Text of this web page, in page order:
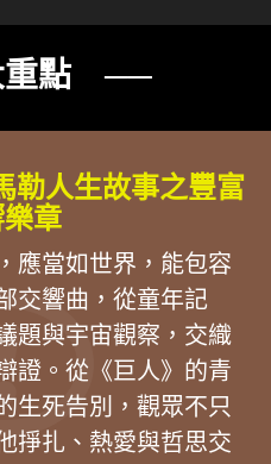
點 ──
勒人生故事之豐富
章
應當如世界，能包容
交響曲，從童年記
題與宇宙觀察，交織
證。從《巨人》的青
生死告別，觀眾不只
掙扎、熱愛與哲思交